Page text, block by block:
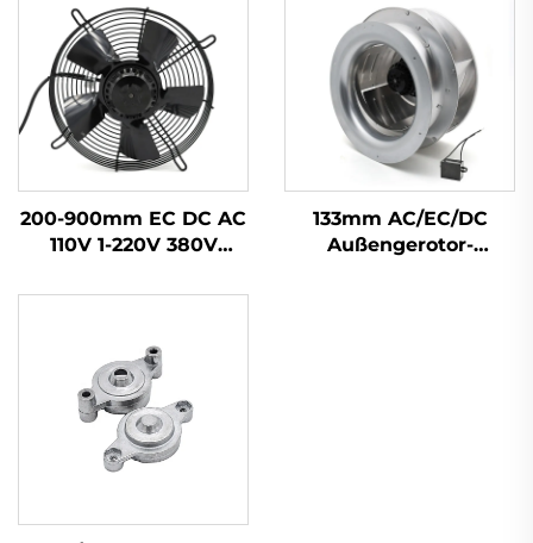
200-900mm EC DC AC
110V 1-220V 380V
Kühlungsschaufel
Axialströmungslüfter
133mm AC/EC/DC
Außengerotor-